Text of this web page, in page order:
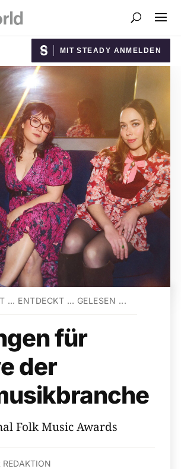
MIT STEADY ANMELDEN
… ENTDECKT … GELESEN ...
für
der
Folk Music Awards
REDAKTION